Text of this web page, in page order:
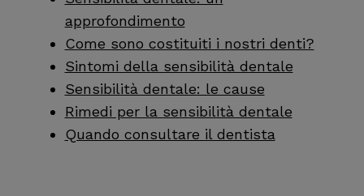
approfondimento
Come sono costituiti i nostri denti?
Sintomi della sensibilità dentale
Sensibilità dentale: le cause
Rimedi per la sensibilità dentale
Quando consultare il dentista